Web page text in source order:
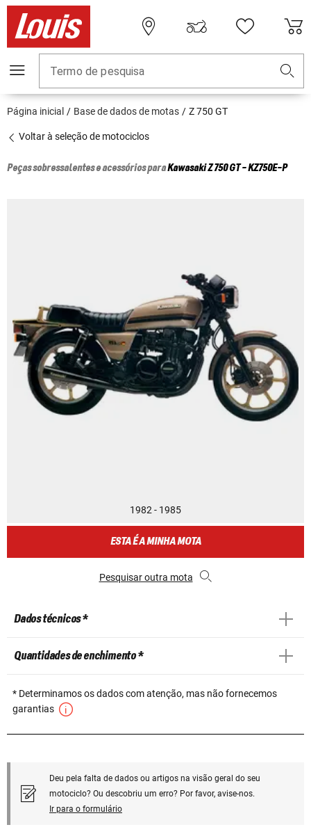
Termo de pesquisa
Página inicial Base de dados de motas Z 750 GT
Voltar à seleção de motociclos
Peças sobressalentes e acessórios paraKawasakiZ 750 GT - KZ750E-P
1982 - 1985
ESTA É A MINHA MOTA
Pesquisar outra mota
Dados técnicos *
Quantidades de enchimento *
* Determinamos os dados com atenção, mas não fornecemos
garantias
Deu pela falta de dados ou artigos na visão geral do seu
motociclo? Ou descobriu um erro? Por favor, avise-nos.
Ir para o formulário